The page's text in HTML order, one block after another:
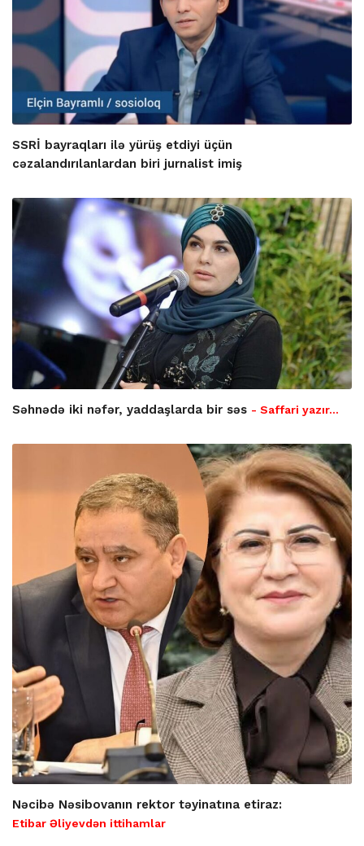
SSRİ bayraqları ilə yürüş etdiyi üçün
cəzalandırılanlardan biri jurnalist imiş
Səhnədə iki nəfər, yaddaşlarda bir səs - Saffari yazır…
Nəcibə Nəsibovanın rektor təyinatına etiraz:
Etibar Əliyevdən ittihamlar